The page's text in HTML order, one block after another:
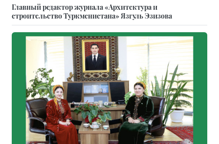
Главный редактор журнала «Архитектура и
строительство Туркменистана» Язгуль Эзизова